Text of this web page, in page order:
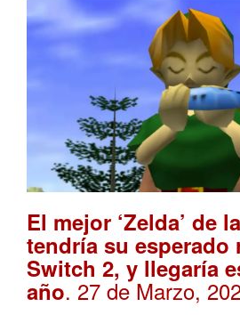
El mejor ‘Zelda’ de
tendría su esperado
Switch 2, y llegaría
año. 27 de Marzo,